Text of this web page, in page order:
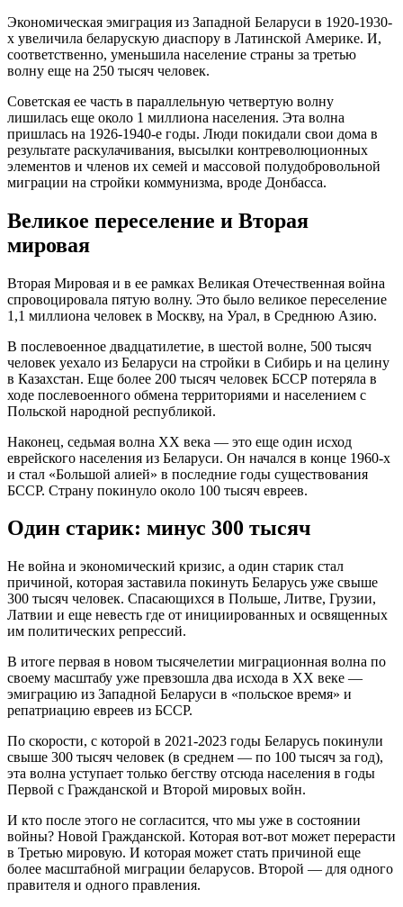
Экономическая эмиграция из Западной Беларуси в 1920-1930-
х увеличила беларускую диаспору в Латинской Америке. И,
соответственно, уменьшила население страны за третью
волну еще на 250 тысяч человек.
Советская ее часть в параллельную четвертую волну
лишилась еще около 1 миллиона населения. Эта волна
пришлась на 1926-1940-е годы. Люди покидали свои дома в
результате раскулачивания, высылки контреволюционных
элементов и членов их семей и массовой полудобровольной
миграции на стройки коммунизма, вроде Донбасса.
Великое переселение и Вторая
мировая
Вторая Мировая и в ее рамках Великая Отечественная война
спровоцировала пятую волну. Это было великое переселение
1,1 миллиона человек в Москву, на Урал, в Среднюю Азию.
В послевоенное двадцатилетие, в шестой волне, 500 тысяч
человек уехало из Беларуси на стройки в Сибирь и на целину
в Казахстан. Еще более 200 тысяч человек БССР потеряла в
ходе послевоенного обмена территориями и населением с
Польской народной республикой.
Наконец, седьмая волна XX века — это еще один исход
еврейского населения из Беларуси. Он начался в конце 1960-х
и стал «Большой алией» в последние годы существования
БССР. Страну покинуло около 100 тысяч евреев.
Один старик: минус 300 тысяч
Не война и экономический кризис, а один старик стал
причиной, которая заставила покинуть Беларусь уже свыше
300 тысяч человек. Спасающихся в Польше, Литве, Грузии,
Латвии и еще невесть где от инициированных и освященных
им политических репрессий.
В итоге первая в новом тысячелетии миграционная волна по
своему масштабу уже превзошла два исхода в XX веке —
эмиграцию из Западной Беларуси в «польское время» и
репатриацию евреев из БССР.
По скорости, с которой в 2021-2023 годы Беларусь покинули
свыше 300 тысяч человек (в среднем — по 100 тысяч за год),
эта волна уступает только бегству отсюда населения в годы
Первой с Гражданской и Второй мировых войн.
И кто после этого не согласится, что мы уже в состоянии
войны? Новой Гражданской. Которая вот-вот может перерасти
в Третью мировую. И которая может стать причиной еще
более масштабной миграции беларусов. Второй — для одного
правителя и одного правления.